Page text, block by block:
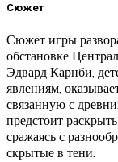
Сюжет
Сюжет игры
обстановке
Эдвард Карнби,
явлениям,
связанную с
предстоит
сражаясь с
скрытые в тени.